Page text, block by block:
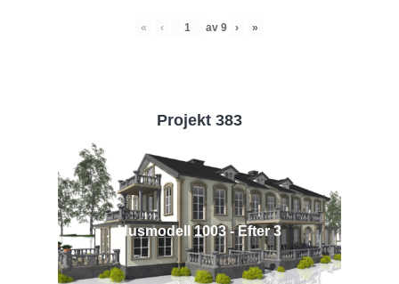
« ‹ av 9 › »
Projekt 383
Husmodell 1003 - Efter 3